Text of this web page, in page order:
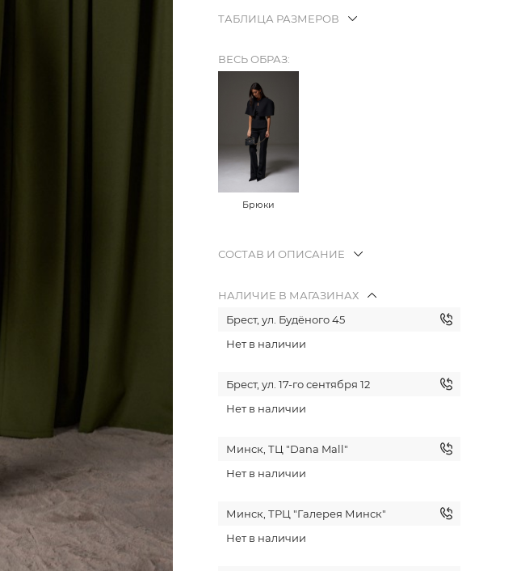
ТАБЛИЦА РАЗМЕРОВ
ВЕСЬ ОБРАЗ:
Брюки
СОСТАВ И ОПИСАНИЕ
НАЛИЧИЕ В МАГАЗИНАХ
Брест, ул. Будёного 45
Нет в наличии
Брест, ул. 17-го сентября 12
Нет в наличии
Минск, ТЦ "Dana Mall"
Нет в наличии
Минск, ТРЦ "Галерея Минск"
Нет в наличии